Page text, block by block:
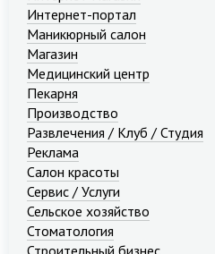
Интернет-портал
Маникюрный салон
Магазин
Медицинский центр
Пекарня
Производство
Развлечения / Клуб / Студия
Реклама
Салон красоты
Сервис / Услуги
Сельское хозяйство
Стоматология